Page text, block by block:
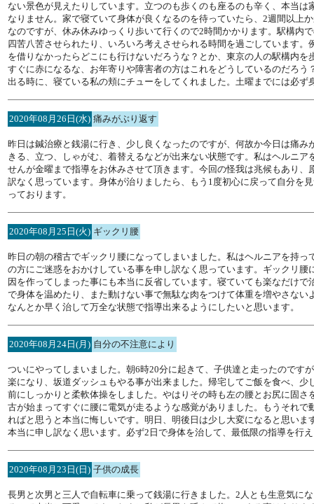
ない景色が見えたりしています。立つのも歩くのも座るのも辛く、本当
なりません。家で寝ていて身体が良くなるのを待っていたら、2週間以上
なのですが、休み休みゆっくり歩いて行くので2時間かかります。駅構内
四苦八苦させられたり、いろいろ考えさせられる時間を過ごしています
を借りなかったらどこにも行けないだろうな？とか、東京の人の駅構内
すぐに赤になるな、お年寄りや障害者の方はこれをどうしているのだろ
出る時に、寝ている私の頬にチューをしてくれました。土曜までには必
2020年08月26日(水) 痛みがぶり返す
昨日は鍼治療と銭湯に行き、少し良くなったのですが、何故か今日は痛
きる、立つ、しゃがむ、着替えるなどが出来ない状態です。私はヘルニ
せんが金曜まで指導をお休みさせて頂きます。今回の怪我は兆候もあり
訳なく思っています。身体が治りましたら、もう1度初心に戻って自分を
っております。
2020年08月25日(火) ギックリ腰
昨日の朝の稽古でギックリ腰になってしまいました。私はヘルニアを持
の方にご迷惑をおかけしている事を申し訳なく思っています。ギックリ
因を作ってしまった事にも本当に反省しています。寝ていても楽なだけ
で身体を温めたり、また動けない事で無駄な肉をつけて体重を増やさな
なんとか早く治して万全な状態で指導出来るようにしたいと思います。
2020年08月24日(月) 自分の不注意により
ついにやってしまいました。朝6時20分に起きて、子供達と走ったのです
楽になり、坂道ダッシュもやる事が出来ました。帰宅してご飯を食べ、
前にしっかりと柔軟体操をしました。やはりその時も左の腰とお尻に固
古が始まってすぐに腰に電気が走るような感覚がありました。もうそれ
ればと思うと本当に悔しいです。明日、明後日は少し大変になると思い
本当に申し訳なく思います。必ず2日で身体を治して、最低限の指導を行
2020年08月23日(日) 子供の成長
長男と次男と三人で自転車に乗って銭湯に行きました。2人とも生意気に